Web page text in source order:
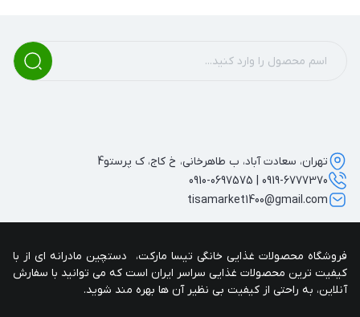
آنلاین، به راحتی از کیفیت بی نظیر آن ها بهره مند شوید.
تهران، سعادت آباد، ب طاهرخانی، خ کاج، ک پرستو4
0919-6777370 | 0910-0697575
tisamarket1400@gmail.com